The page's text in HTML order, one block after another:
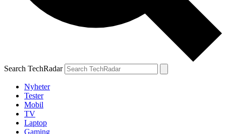
Search TechRadar
Nyheter
Tester
Mobil
TV
Laptop
Gaming